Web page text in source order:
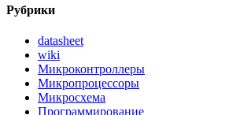
Рубрики
datasheet
wiki
Микроконтроллеры
Микропроцессоры
Микросхема
Программирование